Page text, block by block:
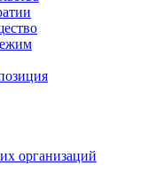
организаций